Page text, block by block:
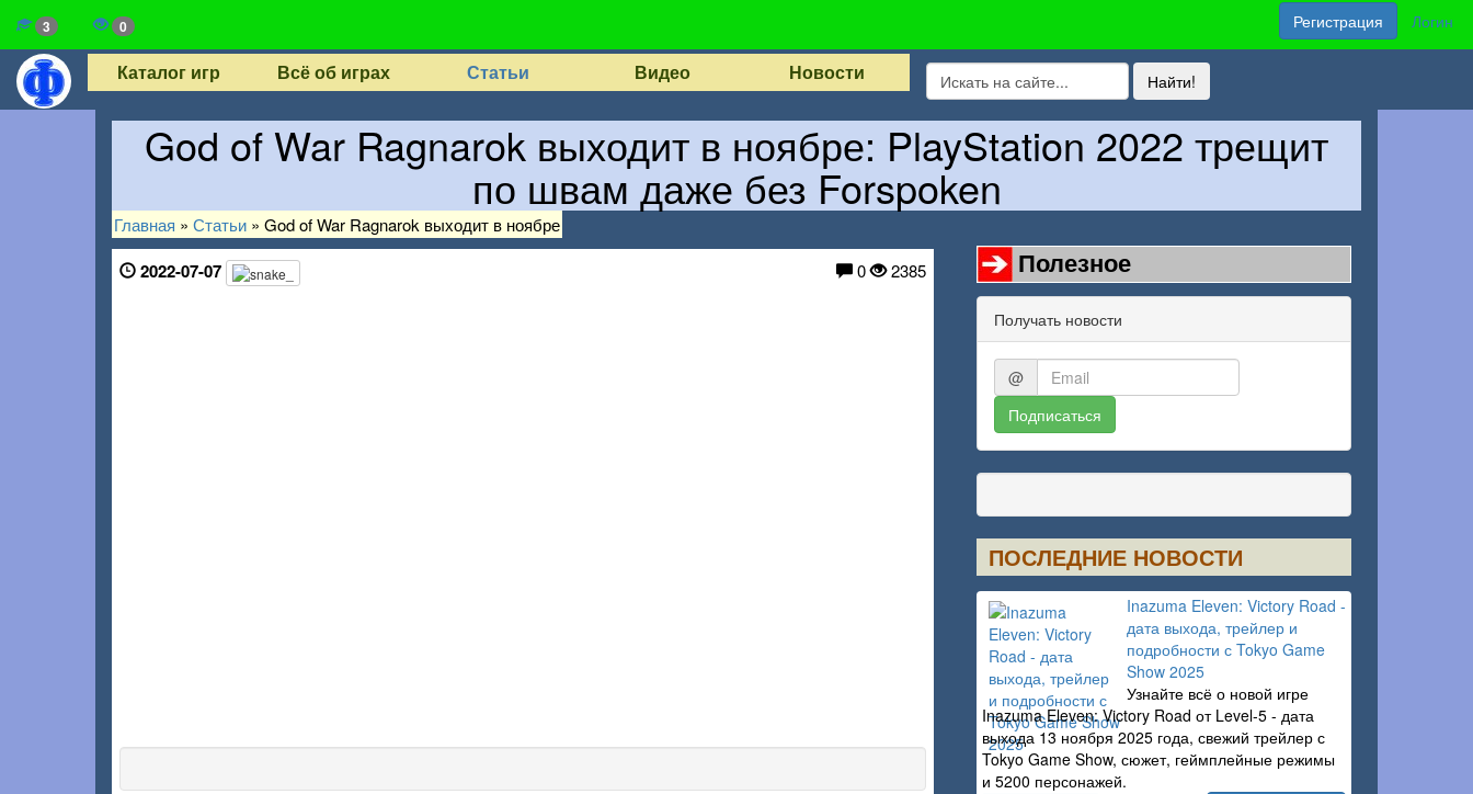
3 0 Регистрация Логин
Каталог игр Всё об играх Статьи Видео Новости
God of War Ragnarok выходит в ноябре: PlayStation 2022 трещит
по швам даже без Forspoken
Главная » Статьи » God of War Ragnarok выходит в ноябре
2022-07-07 0 2385 Полезное
Получать новости
@
Подписаться
ПОСЛЕДНИЕ НОВОСТИ
Inazuma Eleven: Victory Road -
дата выхода, трейлер и
подробности с Tokyo Game
Show 2025
Узнайте всё о новой игре
Inazuma Eleven: Victory Road от Level-5 - дата
выхода 13 ноября 2025 года, свежий трейлер с
Tokyo Game Show, сюжет, геймплейные режимы
и 5200 персонажей.